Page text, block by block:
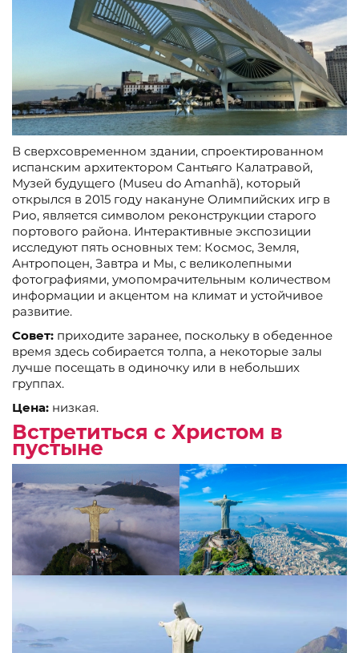
В сверхсовременном здании, спроектированном
испанским архитектором Сантьяго Калатравой,
Музей будущего (Museu do Amanhã), который
открылся в 2015 году накануне Олимпийских игр в
Рио, является символом реконструкции старого
портового района. Интерактивные экспозиции
исследуют пять основных тем: Космос, Земля,
Антропоцен, Завтра и Мы, с великолепными
фотографиями, умопомрачительным количеством
информации и акцентом на климат и устойчивое
развитие.
Совет: приходите заранее, поскольку в обеденное
время здесь собирается толпа, а некоторые залы
лучше посещать в одиночку или в небольших
группах.
Цена: низкая.
Встретиться с Христом в
пустыне